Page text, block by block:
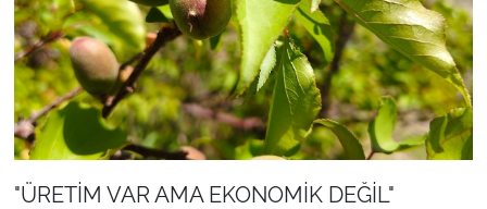
"ÜRETİM VAR AMA EKONOMİK DEĞİL"